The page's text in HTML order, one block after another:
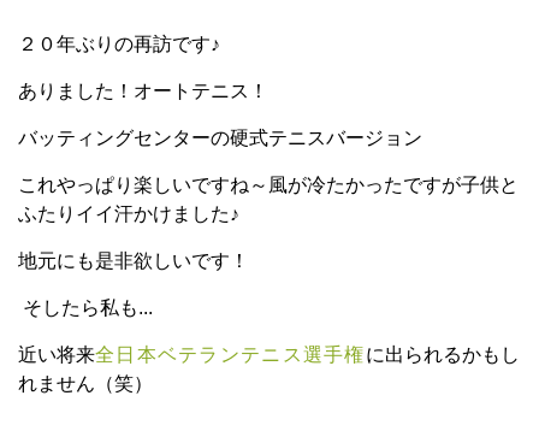
２０年ぶりの再訪です♪
ありました！オートテニス！
バッティングセンターの硬式テニスバージョン
これやっぱり楽しいですね～風が冷たかったですが子供と
ふたりイイ汗かけました♪
地元にも是非欲しいです！
そしたら私も...
近い将来全日本ベテランテニス選手権に出られるかもし
れません（笑）